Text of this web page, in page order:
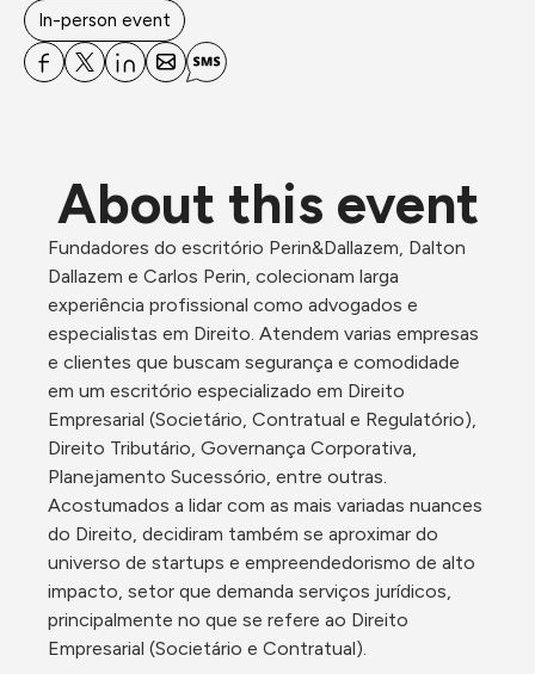
In-person event
About this event
Fundadores do escritório Perin&Dallazem, Dalton
Dallazem e Carlos Perin, colecionam larga
experiência profissional como advogados e
especialistas em Direito. Atendem varias empresas
e clientes que buscam segurança e comodidade
em um escritório especializado em Direito
Empresarial (Societário, Contratual e Regulatório),
Direito Tributário, Governança Corporativa,
Planejamento Sucessório, entre outras.
Acostumados a lidar com as mais variadas nuances
do Direito, decidiram também se aproximar do
universo de startups e empreendedorismo de alto
impacto, setor que demanda serviços jurídicos,
principalmente no que se refere ao Direito
Empresarial (Societário e Contratual).